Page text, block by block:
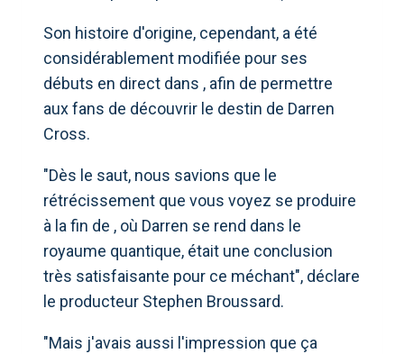
Son histoire d'origine, cependant, a été
considérablement modifiée pour ses
débuts en direct dans , afin de permettre
aux fans de découvrir le destin de Darren
Cross.
"Dès le saut, nous savions que le
rétrécissement que vous voyez se produire
à la fin de , où Darren se rend dans le
royaume quantique, était une conclusion
très satisfaisante pour ce méchant", déclare
le producteur Stephen Broussard.
"Mais j'avais aussi l'impression que ça